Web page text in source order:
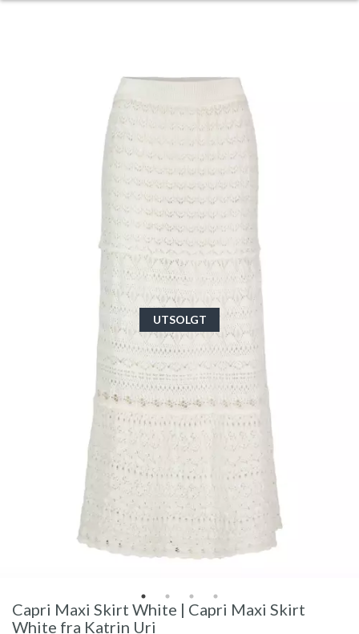
UTSOLGT
Capri Maxi Skirt White | Capri Maxi Skirt
White fra Katrin Uri